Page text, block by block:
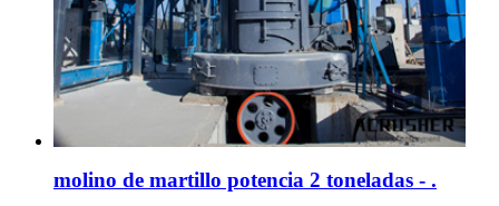
molino de martillo potencia 2 toneladas - .